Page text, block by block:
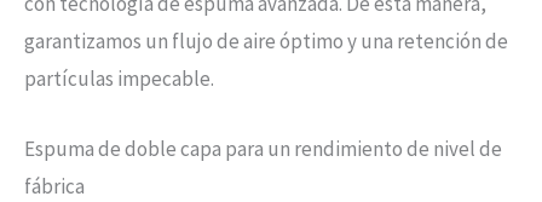
garantizamos un flujo de aire óptimo y una retención de
partículas impecable.
Espuma de doble capa para un rendimiento de nivel de
fábrica